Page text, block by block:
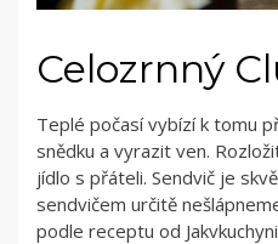
Celozrnný
Teplé počasí vybízí k tomu
snědku a vyrazit ven.
jídlo s přáteli. Sendvič je
sendvičem určitě
podle receptu od